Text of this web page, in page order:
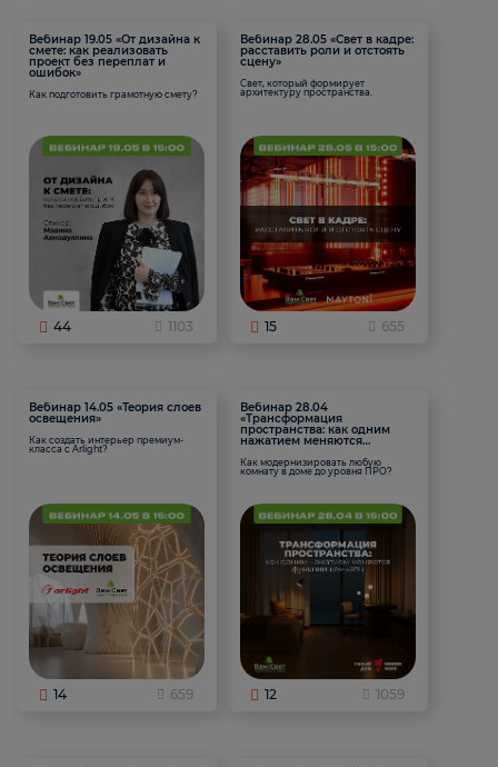
Вебинар 19.05 «От дизайна к
смете: как реализовать
проект без переплат и
ошибок»
Как подготовить грамотную смету?
44 1103
Вебинар 28.05 «Свет в кадре:
расставить роли и отстоять
сцену»
Свет, который формирует
архитектуру пространства.
15 655
Вебинар 14.05 «Теория слоев
освещения»
Как создать интерьер премиум-
класса с Arlight?
14 659
Вебинар 28.04
«Трансформация
пространства: как одним
нажатием меняются
Как модернизировать любую
комнату в доме до уровня ПРО?
12 1059